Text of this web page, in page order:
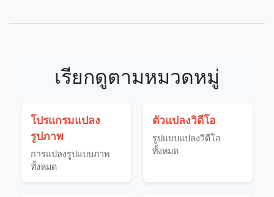
เรียกดูตามหมวดหมู่
โปรแกรมแปลง
รูปภาพ
การแปลงรูปแบบภาพ
ทั้งหมด
ตัวแปลงวิดีโอ
รูปแบบแปลงวิดีโอ
ทั้งหมด